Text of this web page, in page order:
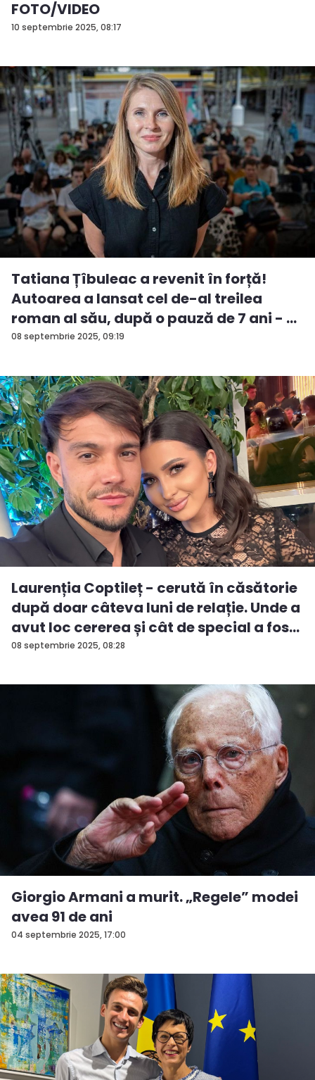
10 septembrie 2025, 08:17
FOTO/VIDEO
08 septembrie 2025, 09:19
Tatiana Țîbuleac a revenit în forță!
Autoarea a lansat cel de-al treilea
roman al său, după o pauză de 7 ani - ...
08 septembrie 2025, 08:28
Laurenția Coptileț - cerută în căsătorie
după doar câteva luni de relație. Unde a
avut loc cererea și cât de special a fos...
04 septembrie 2025, 17:00
Giorgio Armani a murit. „Regele” modei
avea 91 de ani